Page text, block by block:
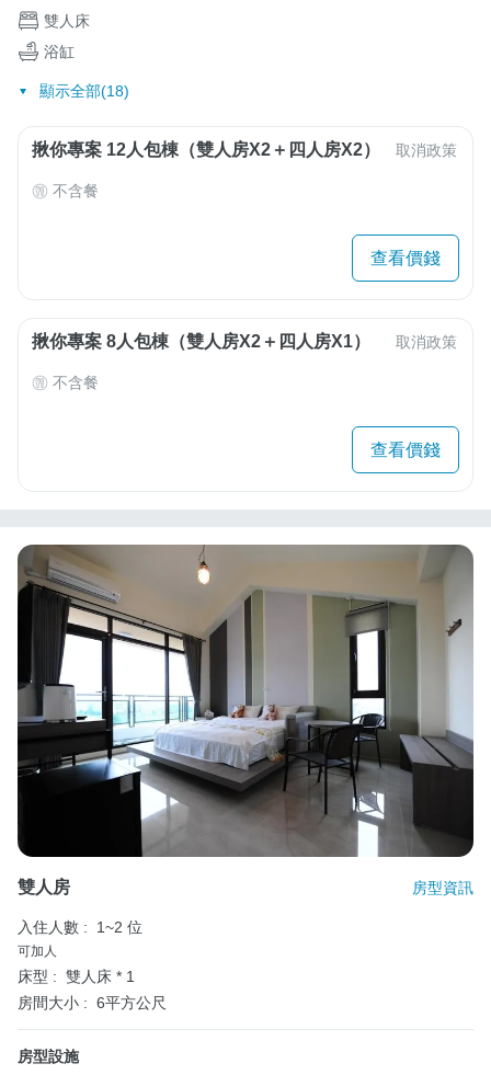
雙人床
浴缸
顯示全部(18)
揪你專案 12人包棟（雙人房X2＋四人房X2） 取消政策
不含餐
查看價錢
揪你專案 8人包棟（雙人房X2＋四人房X1） 取消政策
不含餐
查看價錢
雙人房 房型資訊
入住人數 : 1~2 位
可加人
床型 : 雙人床 * 1
房間大小 : 6平方公尺
房型設施